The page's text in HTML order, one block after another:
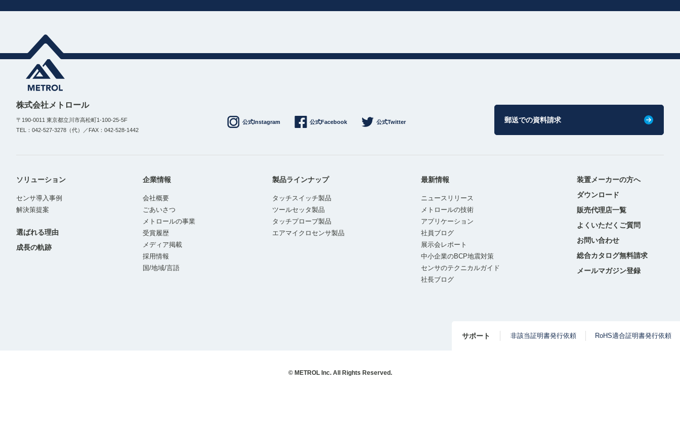
株式会社メトロール
〒190-0011 東京都立川市高松町1-100-25-5F
TEL：042-527-3278（代）／FAX：042-528-1442
公式Instagram 公式Facebook 公式Twitter 郵送での資料請求
ソリューション
センサ導入事例
解決策提案
選ばれる理由
成長の軌跡
企業情報
会社概要
ごあいさつ
メトロールの事業
受賞履歴
メディア掲載
採用情報
国/地域/言語
製品ラインナップ
タッチスイッチ製品
ツールセッタ製品
タッチプローブ製品
エアマイクロセンサ製品
最新情報
ニュースリリース
メトロールの技術
アプリケーション
社員ブログ
展示会レポート
中小企業のBCP地震対策
センサのテクニカルガイド
社長ブログ
装置メーカーの方へ
ダウンロード
販売代理店一覧
よくいただくご質問
お問い合わせ
総合カタログ無料請求
メールマガジン登録
サポート 非該当証明書発行依頼 RoHS適合証明書発行依頼
© METROL Inc. All Rights Reserved.